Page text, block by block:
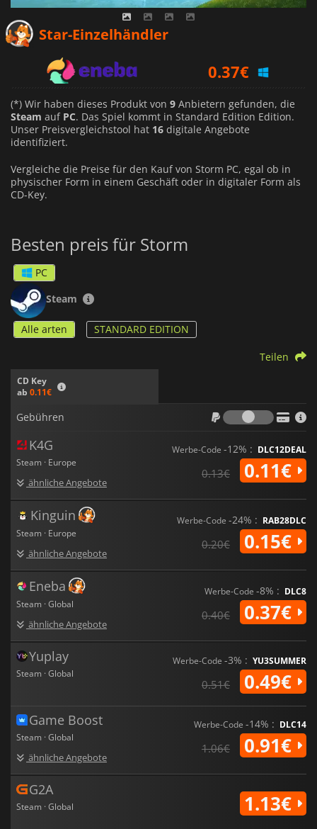
Star-Einzelhändler
0.37€
0.11€
(*) Wir haben dieses Produkt von 9 Anbietern gefunden, die
Steam auf PC. Das Spiel kommt in Standard Edition Edition.
Unser Preisvergleichstool hat 16 digitale Angebote
identifiziert.
Vergleiche die Preise für den Kauf von Storm PC, egal ob in
physischer Form in einem Geschäft oder in digitaler Form als
CD-Key.
Besten preis für Storm
PC
Steam
Alle arten STANDARD EDITION
CD Key
ab 0.11€
Teilen
Gebühren
K4G
Steam · Europe
ähnliche Angebote
Werbe-Code -12% : DLC12DEAL
0.13€ 0.11€
Kinguin
Steam · Europe
ähnliche Angebote
Werbe-Code -24% : RAB28DLC
0.20€ 0.15€
Eneba
Steam · Global
ähnliche Angebote
Werbe-Code -8% : DLC8
0.40€ 0.37€
Yuplay
Steam · Global
Werbe-Code -3% : YU3SUMMER
0.51€ 0.49€
Game Boost
Steam · Global
ähnliche Angebote
Werbe-Code -14% : DLC14
1.06€ 0.91€
G2A
Steam · Global 1.13€